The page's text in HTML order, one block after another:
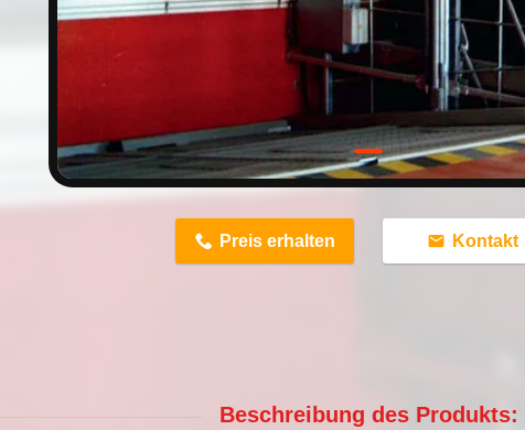
Preis erhalten Kontakt
Beschreibung des Produkts: